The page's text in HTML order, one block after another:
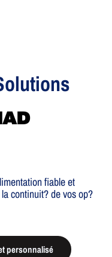
fiable et
la continuit? de vos op?
personnalisé